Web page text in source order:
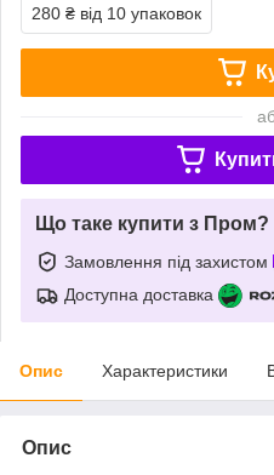
280 ₴ від 10 упаковок
Що таке купити з Пром?
Замовлення під захистом
Доступна доставка
Опис Характеристики
Опис